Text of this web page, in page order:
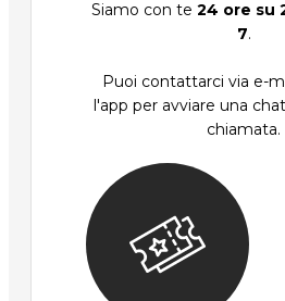
Siamo con te 24 ore su
7.
Puoi contattarci via e-
l'app per avviare una
chiamata.